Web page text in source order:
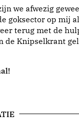
we afwezig
goksector op mij
terug met de
de Knipselkrant